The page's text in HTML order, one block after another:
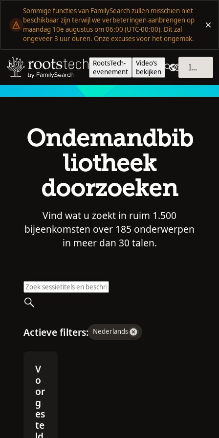
Sommige functies van FamilySearch zullen misschien niet
beschikbaar zijn terwijl we verbeteringen aanbrengen op
maandag 10e augustus om 06:00 (UTC-00:00). Dit zal
ongeveer 3 uur duren. Onze excuses voor het ongemak.
RootsTech-
evenement
Video’s
bekijken
INLOGGEN
Ondemandbib
liotheek
doorzoeken
Vind wat u zoekt in ruim 1.500
bijeenkomsten over 185 onderwerpen
in meer dan 30 talen.
Actieve filters: Nederlands
V
o
or
g
es
te